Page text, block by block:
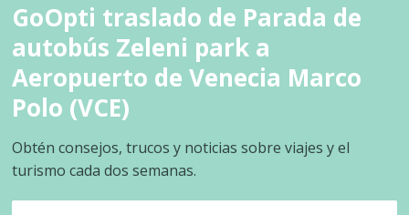
GoOpti traslado de Parada de
autobús Zeleni park a
Aeropuerto de Venecia Marco
Polo (VCE)
Obtén consejos, trucos y noticias sobre viajes y el
turismo cada dos semanas.